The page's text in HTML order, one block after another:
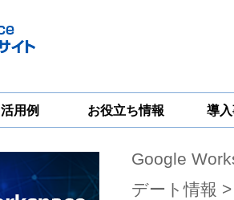
活用例 お役立ち情報
一
導
グループウェア
移行支援
Google
Workspace
セキュリティ
対策サービス
Google
デート情報